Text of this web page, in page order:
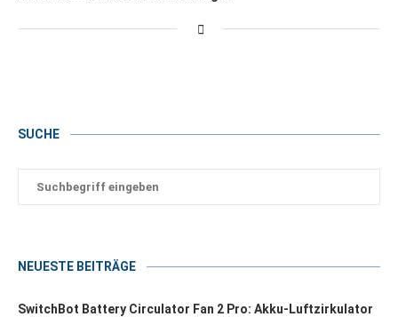
SUCHE
NEUESTE BEITRÄGE
SwitchBot Battery Circulator Fan 2 Pro: Akku-Luftzirkulator